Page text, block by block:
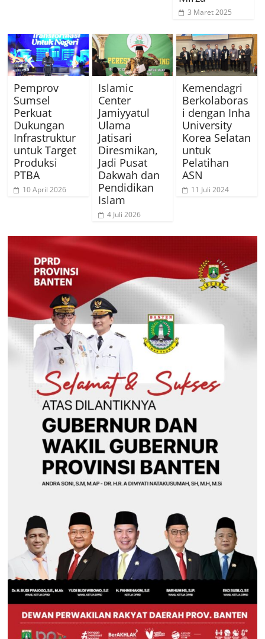
3 Maret 2025
Pemprov
Sumsel
Perkuat
Dukungan
Infrastruktur
untuk Target
Produksi
PTBA
10 April 2026
Islamic
Center
Jamiyyatul
Ulama
Jatisari
Diresmikan,
Jadi Pusat
Dakwah dan
Pendidikan
Islam
4 Juli 2026
Kemendagri
Berkolaboras
i dengan Inha
University
Korea Selatan
untuk
Pelatihan
ASN
11 Juli 2024